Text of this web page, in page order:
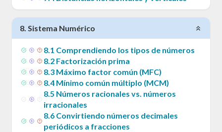
8. Sistema Numérico
8.1 Comprendiendo los tipos de números
8.2 Factorización prima
8.3 Máximo factor común (MFC)
8.4 Mínimo común múltiplo (MCM)
8.5 Números racionales vs. números
irracionales
8.6 Convirtiendo números decimales
periódicos a fracciones